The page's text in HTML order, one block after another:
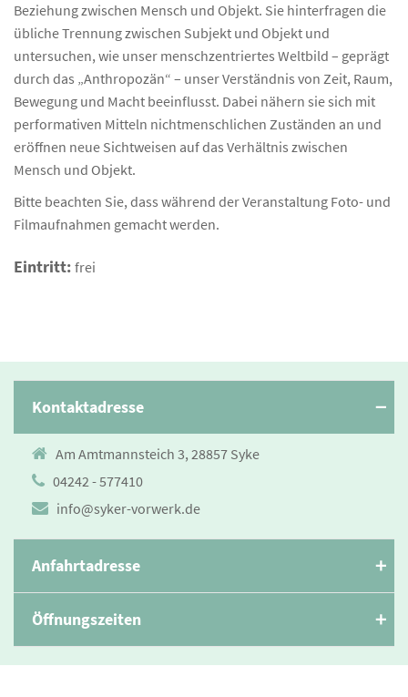
Beziehung zwischen Mensch und Objekt. Sie hinterfragen die
übliche Trennung zwischen Subjekt und Objekt und
untersuchen, wie unser menschzentriertes Weltbild – geprägt
durch das „Anthropozän“ – unser Verständnis von Zeit, Raum,
Bewegung und Macht beeinflusst. Dabei nähern sie sich mit
performativen Mitteln nichtmenschlichen Zuständen an und
eröffnen neue Sichtweisen auf das Verhältnis zwischen
Mensch und Objekt.
Bitte beachten Sie, dass während der Veranstaltung Foto- und
Filmaufnahmen gemacht werden.
Eintritt: frei
Kontaktadresse
Am Amtmannsteich 3, 28857 Syke
04242 - 577410
info@syker-vorwerk.de
Anfahrtadresse
Öffnungszeiten